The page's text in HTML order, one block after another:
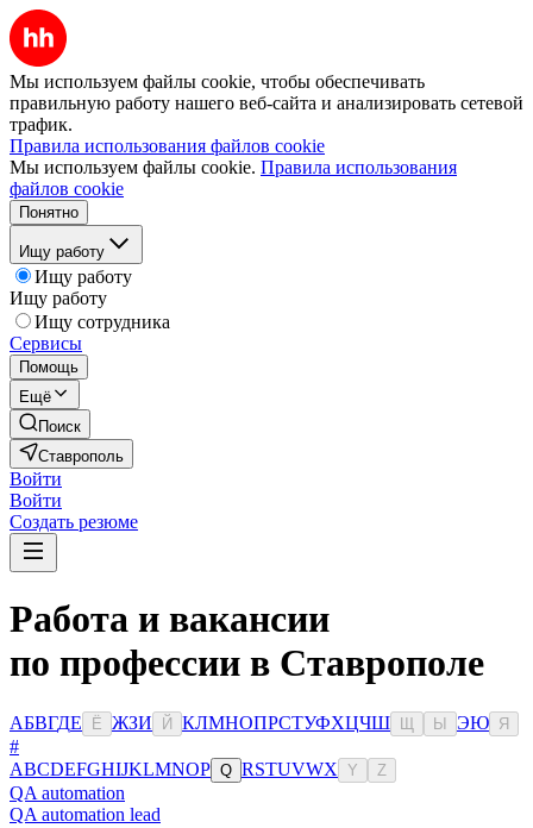
Мы используем файлы cookie, чтобы обеспечивать
правильную работу нашего веб-сайта и анализировать сетевой
трафик.
Правила использования файлов cookie
Мы используем файлы cookie. Правила использования
файлов cookie
Понятно
Ищу работу
Ищу работу
Ищу работу
Ищу сотрудника
Сервисы
Помощь
Ещё
Поиск
Ставрополь
Войти
Войти
Создать резюме
Работа и вакансии
по профессии в Ставрополе
АБВГДЕ Ё ЖЗИ Й КЛМНОПРСТУФХЦЧШ Ы ЭЮ Я
#
ABCDEFGHIJKLMNOP Q RSTUVWX Y Z
QA automation
QA automation lead